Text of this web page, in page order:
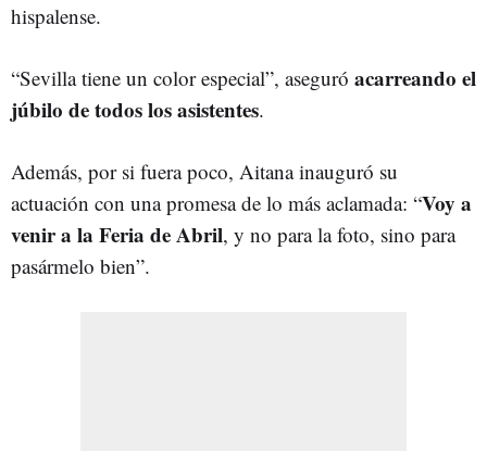
hispalense.
“Sevilla tiene un color especial”, aseguró acarreando el
júbilo de todos los asistentes.
Además, por si fuera poco, Aitana inauguró su
actuación con una promesa de lo más aclamada: “Voy a
venir a la Feria de Abril, y no para la foto, sino para
pasármelo bien”.